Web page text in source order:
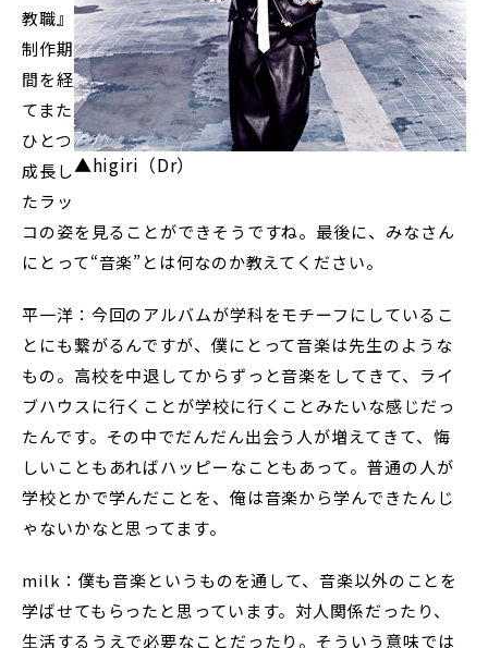
▲higiri（Dr）
教職』
制作期
間を経
てまた
ひとつ
成長し
たラッ
コの姿を見ることができそうですね。最後に、みなさん
にとって“音楽”とは何なのか教えてください。
平一洋：今回のアルバムが学科をモチーフにしているこ
とにも繋がるんですが、僕にとって音楽は先生のような
もの。高校を中退してからずっと音楽をしてきて、ライ
ブハウスに行くことが学校に行くことみたいな感じだっ
たんです。その中でだんだん出会う人が増えてきて、悔
しいこともあればハッピーなこともあって。普通の人が
学校とかで学んだことを、俺は音楽から学んできたんじ
ゃないかなと思ってます。
milk：僕も音楽というものを通して、音楽以外のことを
学ばせてもらったと思っています。対人関係だったり、
生活するうえで必要なことだったり。そういう意味では